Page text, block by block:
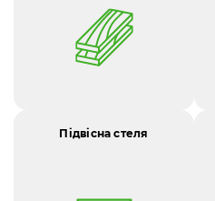
Підвісна стеля